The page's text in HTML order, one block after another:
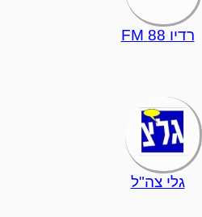
רדיו 88 FM
גלי צה"ל